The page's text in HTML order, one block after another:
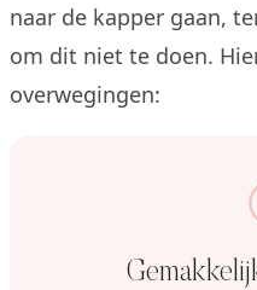
naar de kapper gaan,
om dit niet te doen.
overwegingen: